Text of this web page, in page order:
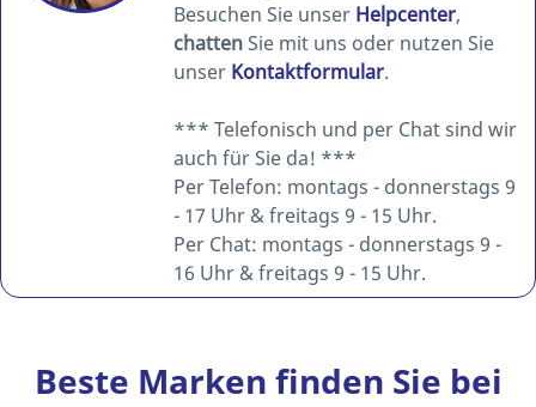
Besuchen Sie unser Helpcenter,
chattenSie mit uns oder nutzen Sie
unser Kontaktformular.
*** Telefonisch und per Chat sind wir
auch für Sie da! ***
Per Telefon: montags - donnerstags 9
- 17 Uhr & freitags 9 - 15 Uhr.
Per Chat: montags - donnerstags 9 -
16 Uhr & freitags 9 - 15 Uhr.
Beste Marken finden Sie bei